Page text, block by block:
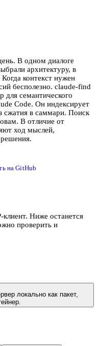
В одном диалоге
архитектуру, в
контекст нужен
бесполезно. claude-find
для семантического
Code. Он индексирует
сжатия в саммари. Поиск
В отличие от
ход мыслей,
на GitHub
Ниже останется
проверить и
локально как пакет,